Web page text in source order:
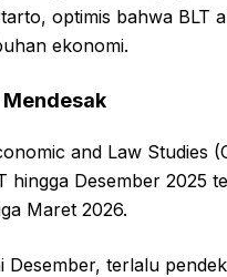
optimis bahwa BLT
ekonomi.
Mendesak
and Law Studies
hingga Desember 2025
Maret 2026.
terlalu